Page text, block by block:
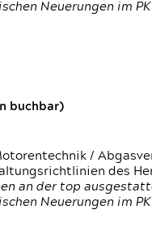
Neuerungen im
buchbar)
/
des
an der top
Neuerungen im